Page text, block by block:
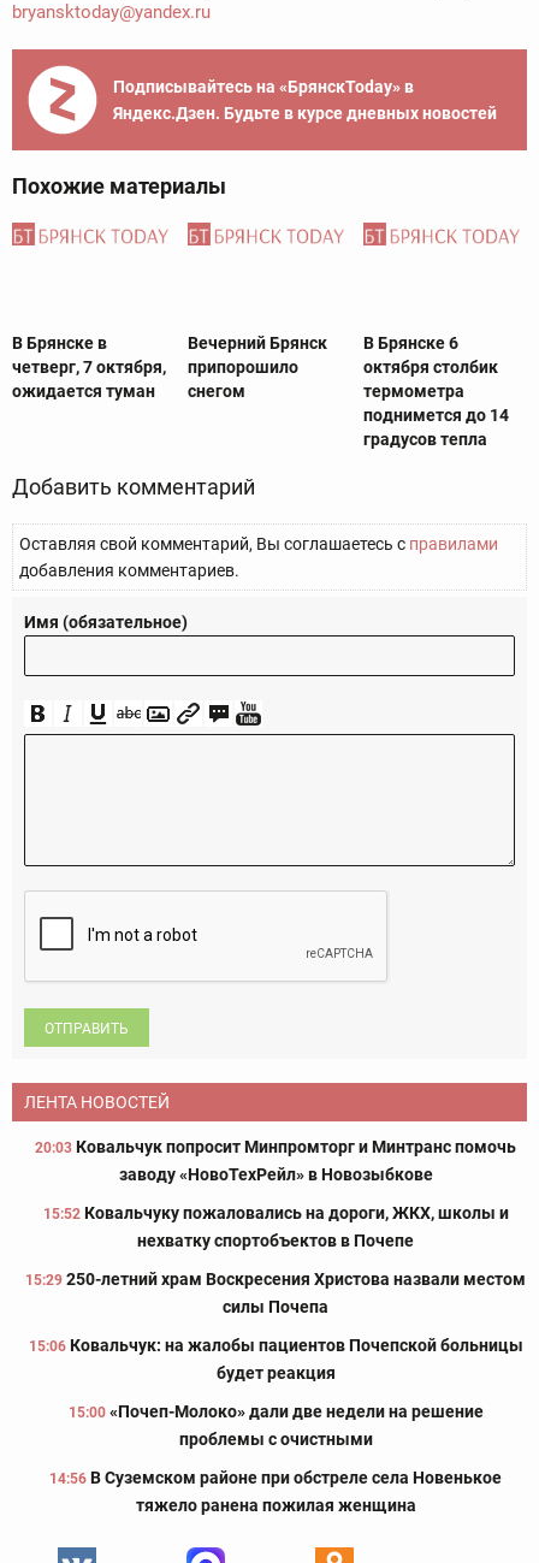
bryansktoday@yandex.ru
Подписывайтесь на «БрянскToday» в
Яндекс.Дзен. Будьте в курсе дневных новостей
Похожие материалы
В Брянске в
четверг, 7 октября,
ожидается туман
Вечерний Брянск
припорошило
снегом
В Брянске 6
октября столбик
термометра
поднимется до 14
градусов тепла
Добавить комментарий
Оставляя свой комментарий, Вы соглашаетесь с правилами
добавления комментариев.
Имя (обязательное)
ОТПРАВИТЬ
ЛЕНТА НОВОСТЕЙ
20:03 Ковальчук попросит Минпромторг и Минтранс помочь
заводу «НовоТехРейл» в Новозыбкове
15:52 Ковальчуку пожаловались на дороги, ЖКХ, школы и
нехватку спортобъектов в Почепе
15:29 250-летний храм Воскресения Христова назвали местом
силы Почепа
15:06 Ковальчук: на жалобы пациентов Почепской больницы
будет реакция
15:00 «Почеп-Молоко» дали две недели на решение
проблемы с очистными
14:56 В Суземском районе при обстреле села Новенькое
тяжело ранена пожилая женщина